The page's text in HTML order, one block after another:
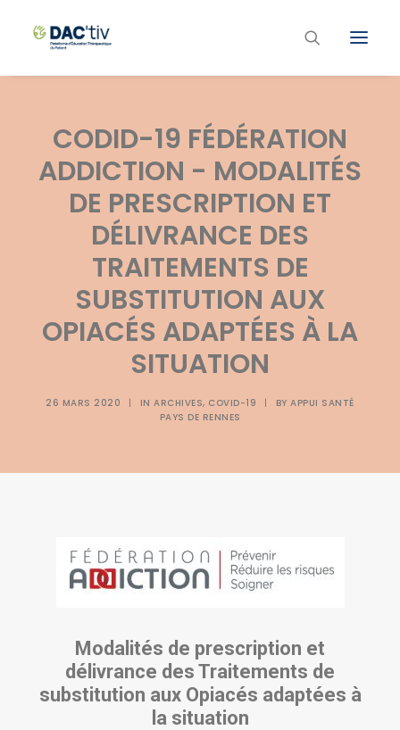
Plateforme ETP
Liste des programmes et actions
Les formations ETP
Contacts
CODID-19 FÉDÉRATION
ADDICTION - MODALITÉS
DE PRESCRIPTION ET
DÉLIVRANCE DES
TRAITEMENTS DE
SUBSTITUTION AUX
OPIACÉS ADAPTÉES À LA
SITUATION
26 MARS 2020 | INARCHIVES, COVID-19 | BYAPPUI SANTÉ
PAYS DE RENNES
Modalités de prescription et
délivrance des Traitements de
substitution aux Opiacés adaptées à
la situation